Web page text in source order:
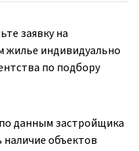
заявку на
жилье индивидуально
по подбору
данным застройщика
объектов